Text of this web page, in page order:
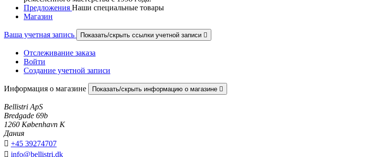
Предложения Наши специальные товары
Магазин
Ваша учетная запись Показать/скрыть ссылки учетной записи 
Отслеживание заказа
Войти
Создание учетной записи
Информация о магазине Показать/скрыть информацию о магазине 
Bellistri ApS
Bredgade 69b
1260 København K
Дания
 +45 39274707
 info@bellistri.dk